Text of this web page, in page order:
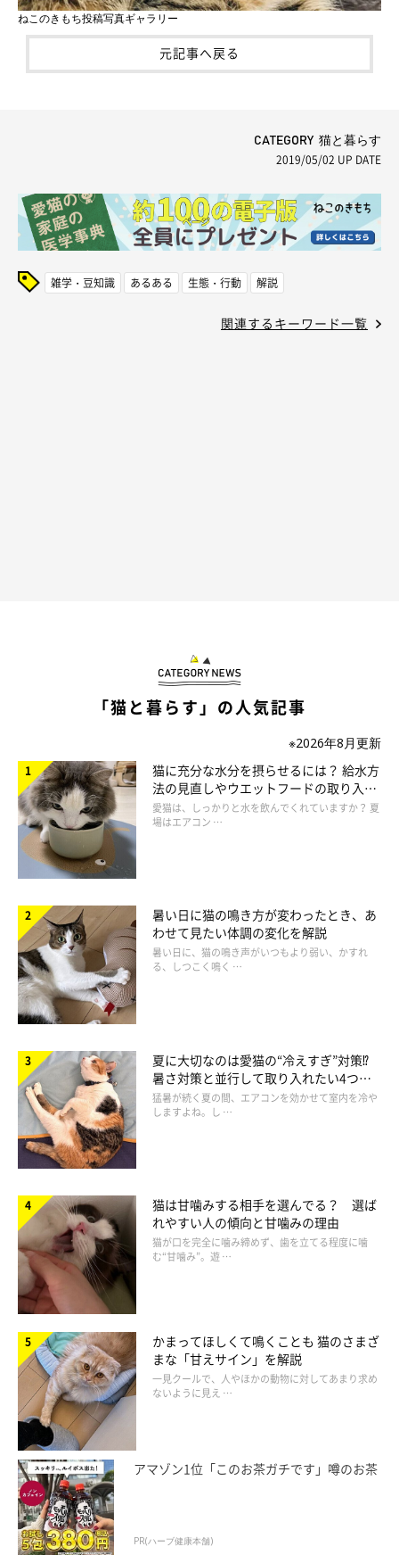
ねこのきもち投稿写真ギャラリー
元記事へ戻る
CATEGORY 猫と暮らす
2019/05/02 UP DATE
雑学・豆知識 あるある 生態・行動 解説
関連するキーワード一覧
「猫と暮らす」の人気記事
※2026年8月更新
猫に充分な水分を摂らせるには？ 給水方
法の見直しやウエットフードの取り入れ
方を解説
愛猫は、しっかりと水を飲んでくれていますか？ 夏
場はエアコン …
暑い日に猫の鳴き方が変わったとき、あ
わせて見たい体調の変化を解説
暑い日に、猫の鳴き声がいつもより弱い、かすれ
る、しつこく鳴く …
夏に大切なのは愛猫の“冷えすぎ”対策⁉
暑さ対策と並行して取り入れたい4つの
工夫
猛暑が続く夏の間、エアコンを効かせて室内を冷や
しますよね。し …
猫は甘噛みする相手を選んでる？ 選ば
れやすい人の傾向と甘噛みの理由
猫が口を完全に噛み締めず、歯を立てる程度に噛
む“甘噛み”。遊 …
かまってほしくて鳴くことも 猫のさまざ
まな「甘えサイン」を解説
一見クールで、人やほかの動物に対してあまり求め
ないように見え …
アマゾン1位「このお茶ガチです」噂のお茶
PR(ハーブ健康本舗)